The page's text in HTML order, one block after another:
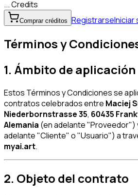
... Credits
Comprar créditos RegistrarseIniciar
Términos y
1. Ámbito de aplicación
Estos Términos y Condiciones se
contratos celebrados entre Maciej
Niederbornstrasse 35, 60435
Alemania (en adelante "Proveedor")
adelante "Cliente" o "Usuario") a
myai.art.
2. Objeto del contrato